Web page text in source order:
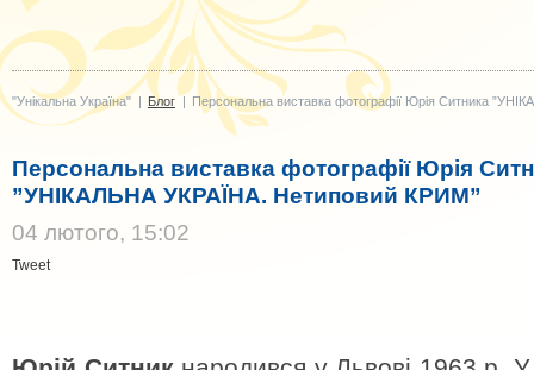
"Унікальна Україна" | Блог | Персональна виставка фотографії Юрія Ситника
Персональна виставка фотографії Юрія
”УНІКАЛЬНА УКРАЇНА. Нетиповий КРИМ”
04 лютого, 15:02
Tweet